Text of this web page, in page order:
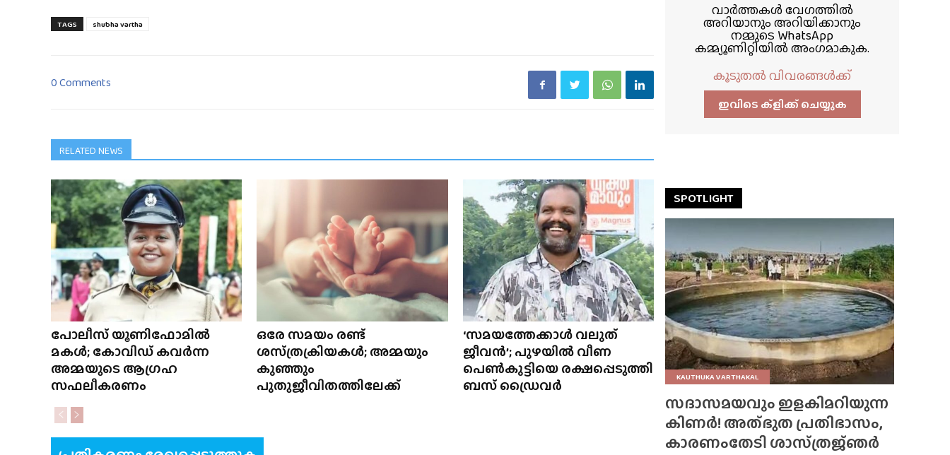
TAGS shubha vartha
0 Comments
RELATED NEWS
പോലീസ് യൂണിഫോമിൽ
മകൾ; കോവിഡ് കവർന്ന
അമ്മയുടെ ആഗ്രഹ
സഫലീകരണം
ഒരേ സമയം രണ്ട്
ശസ്‌ത്രക്രിയകൾ; അമ്മയും
കുഞ്ഞും
പുതുജീവിതത്തിലേക്ക്
‘സമയത്തേക്കാൾ വലുത്
ജീവൻ’; പുഴയിൽ വീണ
പെൺകുട്ടിയെ രക്ഷപ്പെടുത്തി
ബസ് ഡ്രൈവർ
വാർത്തകൾ വേഗത്തിൽ
അറിയാനും അറിയിക്കാനും
നമ്മുടെ WhatsApp
കമ്മ്യൂണിറ്റിയിൽ അംഗമാകുക.
കൂടുതൽ വിവരങ്ങൾക്ക്
ഇവിടെ ക്ളിക്ക്‌ ചെയ്യുക
SPOTLIGHT
KAUTHUKA VARTHAKAL
സദാസമയവും ഇളകിമറിയുന്ന
കിണർ! അത്‌ഭുത പ്രതിഭാസം,
കാരണംതേടി ശാസ്‌ത്രജ്‌ഞർ